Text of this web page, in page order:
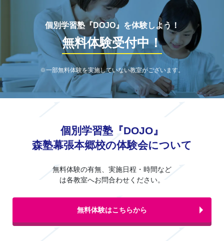
個別学習塾『DOJO』を体験しよう！
無料体験受付中！
※一部無料体験を実施していない教室がございます。
個別学習塾『DOJO』
森塾幕張本郷校の体験会について
無料体験の有無、実施日程・時間など
は各教室へお問合わせください。
無料体験はこちらから